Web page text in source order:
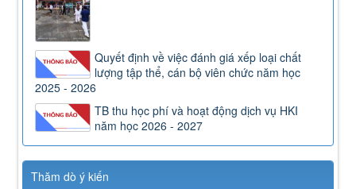
Quyết định về việc đánh giá xếp loại chất
lượng tập thể, cán bộ viên chức năm học
2025 - 2026
TB thu học phí và hoạt động dịch vụ HKI
năm học 2026 - 2027
Thăm dò ý kiến